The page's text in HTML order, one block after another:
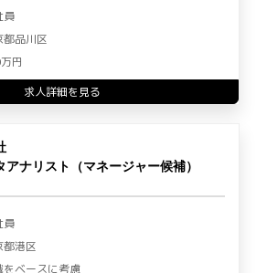
員
都品川区
円
求人詳細を見る
ナリスト（マネージャー候補）
員
都港区
をベースに考慮